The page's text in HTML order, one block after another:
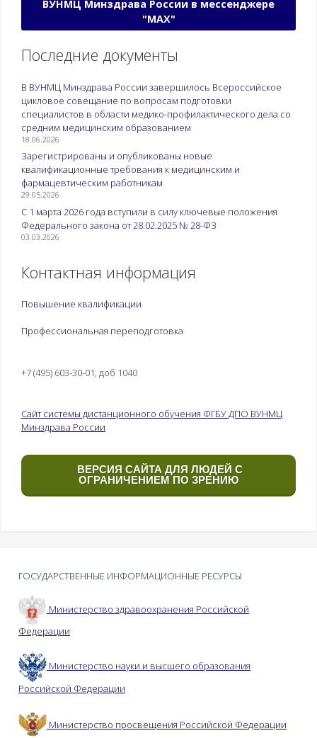
ВУНМЦ Минздрава России в мессенджере
"МАХ"
Последние документы
В ВУНМЦ Минздрава России завершилось Всероссийское
цикловое совещание по вопросам подготовки
специалистов в области медико-профилактического дела со
средним медицинским образованием
18.06.2026
Зарегистрированы и опубликованы новые
квалификационные требования к медицинским и
фармацевтическим работникам
29.05.2026
С 1 марта 2026 года вступили в силу ключевые положения
Федерального закона от 28.02.2025 № 28-ФЗ
03.03.2026
Контактная информация
Повышение квалификации
Профессиональная переподготовка
+7 (495) 603-30-01, доб 1040
Сайт системы дистанционного обучения ФГБУ ДПО ВУНМЦ
Минздрава России
ВЕРСИЯ САЙТА ДЛЯ ЛЮДЕЙ С
ОГРАНИЧЕНИЕМ ПО ЗРЕНИЮ
ГОСУДАРСТВЕННЫЕ ИНФОРМАЦИОННЫЕ РЕСУРСЫ
Министерство здравоохранения Российской
Федерации
Министерство науки и высшего образования
Российской Федерации
Министерство просвещения Российской Федерации